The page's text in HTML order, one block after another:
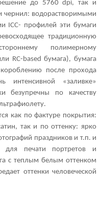
до 5760 dpi, так и
чернил: водорастворимыми
ICC- профилей эти бумаги
традиционную
полимерному
RC-based бумага), бумага
после прохода
«заливке»
безупречны по качеству
как по фактуре покрытия:
так и по оттенку: ярко
праздников и т.п. и
печати портретов и
с теплым белым оттенком
оттенки человеческой